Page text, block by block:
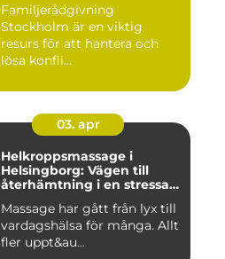
Familjerådgivning
Stockholm är en viktig
resurs för att hantera och
lösa konfli...
03. apr
Helkroppsmassage i
Helsingborg: Vägen till
återhämtning i en stressad
Massage har gått från lyx till
vardagshälsa för många. Allt
fler uppt&au...